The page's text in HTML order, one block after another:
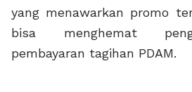
yang menawarkan promo
bisa menghemat
pembayaran tagihan PDAM.